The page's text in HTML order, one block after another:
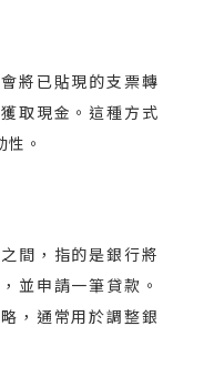
將已貼現的支票轉
取現金。這種方式
。
間，指的是銀行將
並申請一筆貸款。
，通常用於調整銀